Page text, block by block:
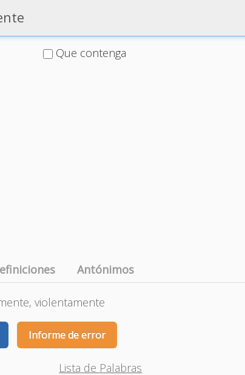
Que contenga
Antónimos
violentamente
Informe de error
Lista de Palabras